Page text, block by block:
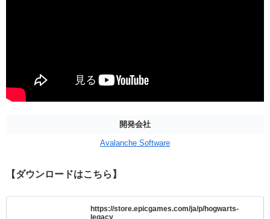
開発会社
Avalanche Software
【ダウンロードはこちら】
https://store.epicgames.com/ja/p/hogwarts-
legacy